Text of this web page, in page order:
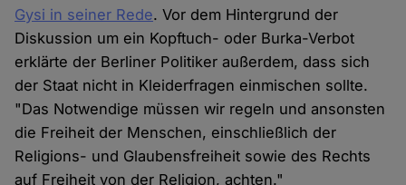
Gysi in seiner Rede. Vor dem Hintergrund der
Diskussion um ein Kopftuch- oder Burka-Verbot
erklärte der Berliner Politiker außerdem, dass sich
der Staat nicht in Kleiderfragen einmischen sollte.
"Das Notwendige müssen wir regeln und ansonsten
die Freiheit der Menschen, einschließlich der
Religions- und Glaubensfreiheit sowie des Rechts
auf Freiheit von der Religion, achten."